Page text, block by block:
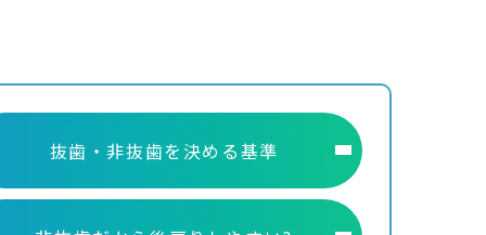
抜歯・非抜歯を決める基準